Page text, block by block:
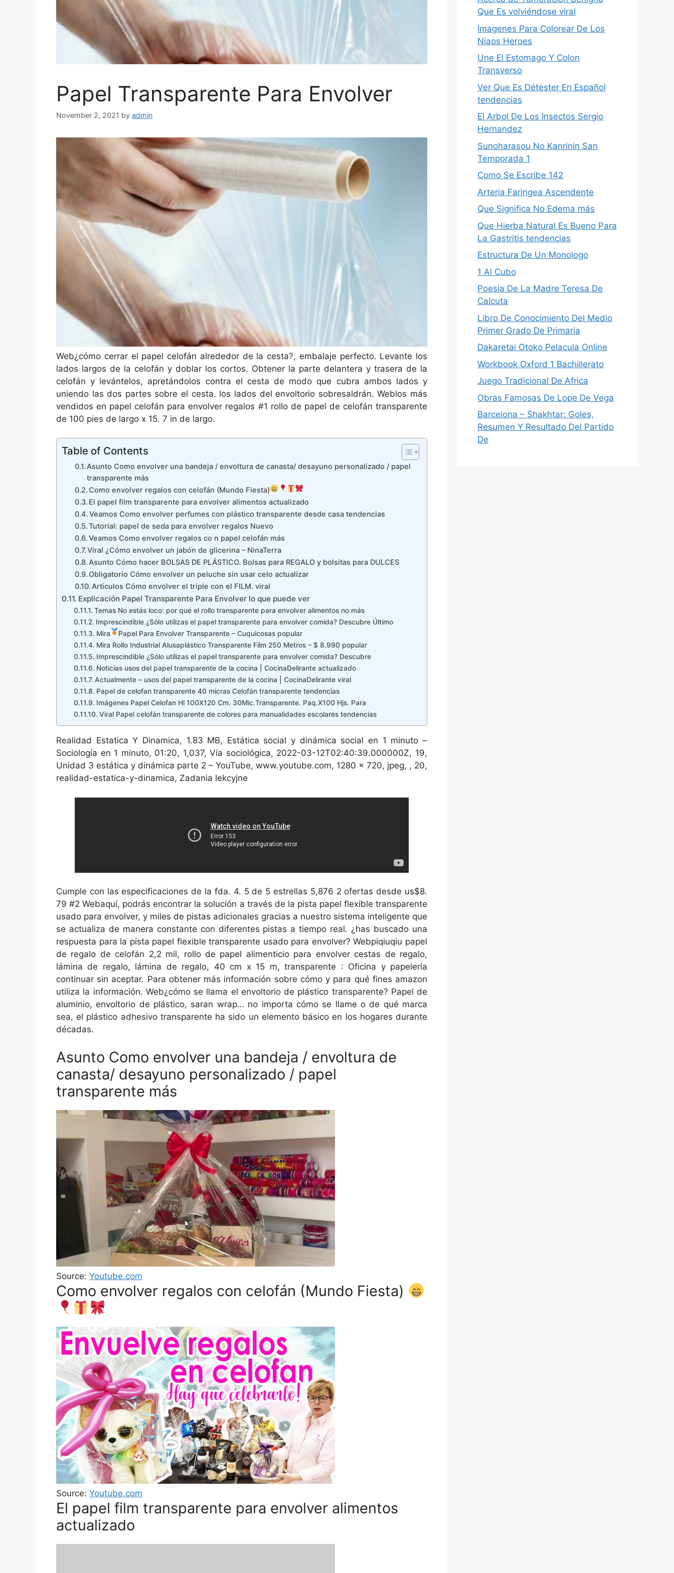
Papel Transparente Para Envolver
November 2, 2021 by admin
Web¿cómo cerrar el papel celofán alrededor de la cesta?, embalaje perfecto. Levante los
lados largos de la celofán y doblar los cortos. Obtener la parte delantera y trasera de la
celofán y levántelos, apretándolos contra el cesta de modo que cubra ambos lados y
uniendo las dos partes sobre el cesta. los lados del envoltorio sobresaldrán. Weblos más
vendidos en papel celofán para envolver regalos #1 rollo de papel de celofán transparente
de 100 pies de largo x 15. 7 in de largo.
Table of Contents
Asunto Como envolver una bandeja / envoltura de canasta/ desayuno personalizado / papel
transparente más
Como envolver regalos con celofán (Mundo Fiesta)
El papel film transparente para envolver alimentos actualizado
Veamos Como envolver perfumes con plástico transparente desde casa tendencias
Tutorial: papel de seda para envolver regalos Nuevo
Veamos Como envolver regalos co n papel celofán más
Viral ¿Cómo envolver un jabón de glicerina – NinaTerra
Asunto Cómo hacer BOLSAS DE PLÁSTICO. Bolsas para REGALO y bolsitas para DULCES
Obligatorio Cómo envolver un peluche sin usar celo actualizar
Artículos Cómo envolver el triple con el FILM. viral
Explicación Papel Transparente Para Envolver lo que puede ver
Temas No estás loco: por qué el rollo transparente para envolver alimentos no más
Imprescindible ¿Sólo utilizas el papel transparente para envolver comida? Descubre Último
Mira
Papel Para Envolver Transparente – Cuquicosas popular
Mira Rollo Industrial Alusaplástico Transparente Film 250 Metros – $ 8.990 popular
Imprescindible ¿Sólo utilizas el papel transparente para envolver comida? Descubre
Noticias usos del papel transparente de la cocina | CocinaDelirante actualizado
Actualmente – usos del papel transparente de la cocina | CocinaDelirante viral
Papel de celofan transparente 40 micras Celofán transparente tendencias
Imágenes Papel Celofan Hl 100X120 Cm. 30Mic.Transparente. Paq.X100 Hjs. Para
Viral Papel celofán transparente de colores para manualidades escolares tendencias
Realidad Estatica Y Dinamica, 1.83 MB, Estática social y dinámica social en 1 minuto –
Sociología en 1 minuto, 01:20, 1,037, Vía sociológica, 2022-03-12T02:40:39.000000Z, 19,
Unidad 3 estática y dinámica parte 2 – YouTube, www.youtube.com, 1280 x 720, jpeg, , 20,
realidad-estatica-y-dinamica, Zadania lekcyjne
Cumple con las especificaciones de la fda. 4. 5 de 5 estrellas 5,876 2 ofertas desde us$8.
79 #2 Webaquí, podrás encontrar la solución a través de la pista papel flexible transparente
usado para envolver, y miles de pistas adicionales gracias a nuestro sistema inteligente que
se actualiza de manera constante con diferentes pistas a tiempo real. ¿has buscado una
respuesta para la pista papel flexible transparente usado para envolver? Webpiqiuqiu papel
de regalo de celofán 2,2 mil, rollo de papel alimenticio para envolver cestas de regalo,
lámina de regalo, lámina de regalo, 40 cm x 15 m, transparente : Oficina y papelería
continuar sin aceptar. Para obtener más información sobre cómo y para qué fines amazon
utiliza la información. Web¿cómo se llama el envoltorio de plástico transparente? Papel de
aluminio, envoltorio de plástico, saran wrap… no importa cómo se llame o de qué marca
sea, el plástico adhesivo transparente ha sido un elemento básico en los hogares durante
décadas.
Asunto Como envolver una bandeja / envoltura de
canasta/ desayuno personalizado / papel
transparente más
Source: Youtube.com
Como envolver regalos con celofán (Mundo Fiesta)
Source: Youtube.com
El papel film transparente para envolver alimentos
actualizado
Que Es volviéndose viral
Imagenes Para Colorear De Los
Niaos Heroes
Une El Estomago Y Colon
Transverso
Ver Que Es Détester En Español
tendencias
El Arbol De Los Insectos Sergio
Hernandez
Sunoharasou No Kanrinin San
Temporada 1
Como Se Escribe 142
Arteria Faringea Ascendente
Que Significa No Edema más
Que Hierba Natural Es Bueno Para
La Gastritis tendencias
Estructura De Un Monologo
1 Al Cubo
Poesia De La Madre Teresa De
Calcuta
Libro De Conocimiento Del Medio
Primer Grado De Primaria
Dakaretai Otoko Pela­cula Online
Workbook Oxford 1 Bachillerato
Juego Tradicional De Africa
Obras Famosas De Lope De Vega
Barcelona – Shakhtar: Goles,
Resumen Y Resultado Del Partido
De